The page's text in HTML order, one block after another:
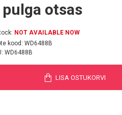
otsas
NOT AVAILABLE NOW
kood: WD6488B
WD6488B
LISA OSTUKORVI